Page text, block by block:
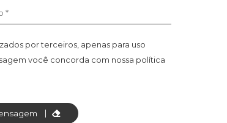
por terceiros, apenas para uso
você concorda com nossa política